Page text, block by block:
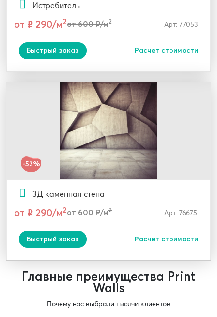
Истребитель
от ₽ 290/м2от 600 ₽/м2 Арт: 77053
Быстрый заказ Расчет стоимости
-52%
3Д каменная стена
от ₽ 290/м2от 600 ₽/м2 Арт: 76675
Быстрый заказ Расчет стоимости
Главные преимущества Print
Walls
Почему нас выбрали тысячи клиентов